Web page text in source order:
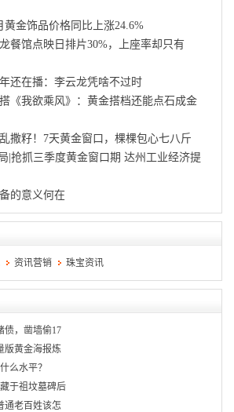
黄金饰品价格同比上涨24.6%
餐馆点映日排片30%，上座率却只有
年还在播：李云龙凭啥不过时
《我欲乘风》：黄金搭档还能点石成金
撒籽！7天黄金窗口，棵棵包心七八斤‌
|抢抓三季度黄金窗口期 达州工业经济提
的意义何在
资讯营销 珠宝资讯
债，凿墙偷17
版黄金海报炼
么水平？
于祖坟墓碑后
通老百姓该怎